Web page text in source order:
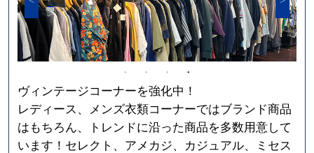
ヴィンテージコーナーを強化中！
レディース、メンズ衣類コーナーではブランド商品
はもちろん、トレンドに沿った商品を多数用意して
います！セレクト、アメカジ、カジュアル、ミセス